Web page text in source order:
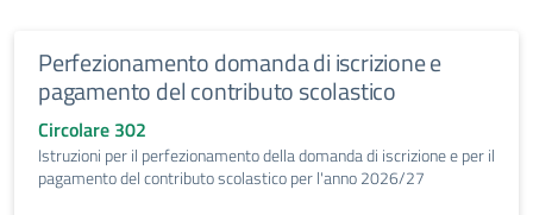
Perfezionamento domanda di iscrizione e
pagamento del contributo scolastico
Circolare 302
Istruzioni per il perfezionamento della domanda di iscrizione e per il
pagamento del contributo scolastico per l'anno 2026/27